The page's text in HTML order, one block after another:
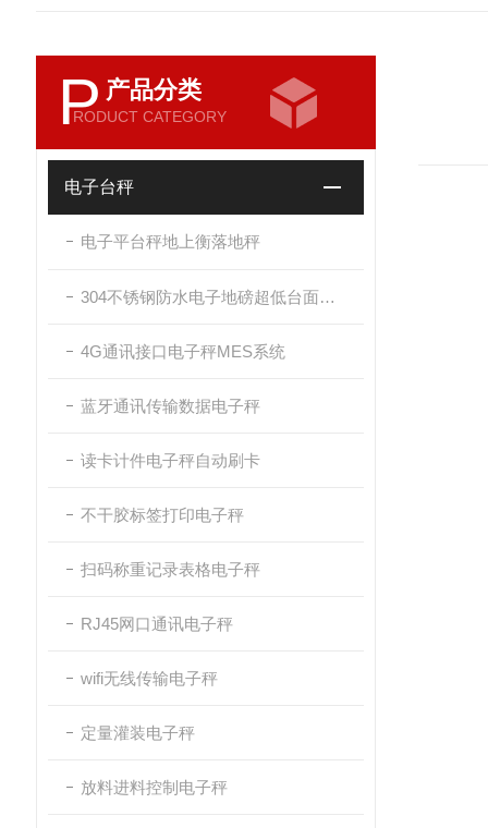
P 产品分类
RODUCT CATEGORY
电子台秤
电子平台秤地上衡落地秤
304不锈钢防水电子地磅超低台面带斜坡
4G通讯接口电子秤MES系统
蓝牙通讯传输数据电子秤
读卡计件电子秤自动刷卡
不干胶标签打印电子秤
扫码称重记录表格电子秤
RJ45网口通讯电子秤
wifi无线传输电子秤
定量灌装电子秤
放料进料控制电子秤